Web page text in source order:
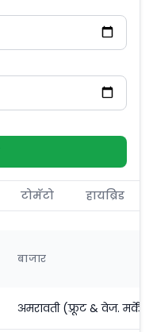
टोमॅटो हायब्रिड
बाजार
अमरावती (फ़्रूट & वेज.